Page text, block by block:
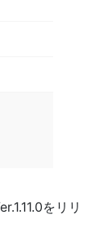
をリリ